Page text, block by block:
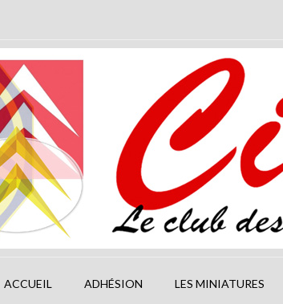
ACCUEIL ADHÉSION LES MINIATURES